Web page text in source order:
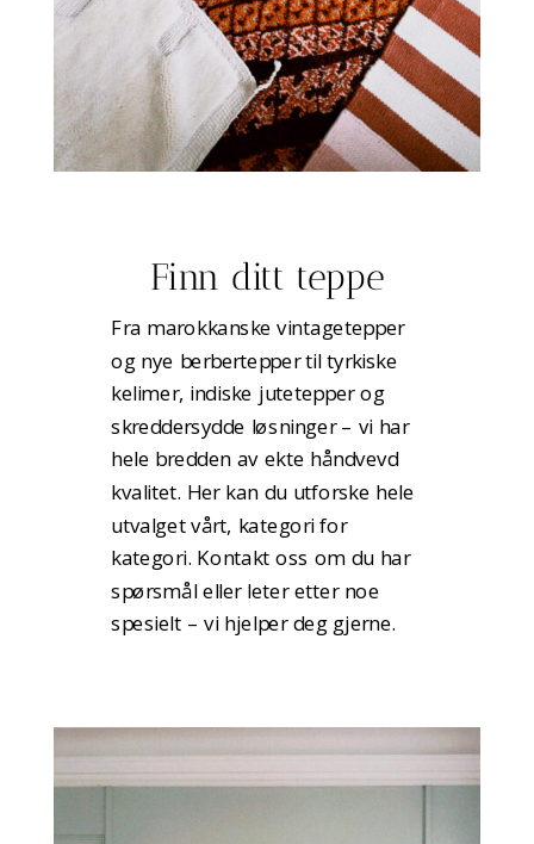
Finn ditt teppe
Fra marokkanske vintagetepper
og nye berbertepper til tyrkiske
kelimer, indiske jutetepper og
skreddersydde løsninger – vi har
hele bredden av ekte håndvevd
kvalitet. Her kan du utforske hele
utvalget vårt, kategori for
kategori. Kontakt oss om du har
spørsmål eller leter etter noe
spesielt – vi hjelper deg gjerne.